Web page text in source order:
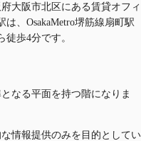
大阪市北区にある賃貸オフィ
、OsakaMetro堺筋線扇町駅
歩4分です。
なる平面を持つ階になりま
情報提供のみを目的としてい